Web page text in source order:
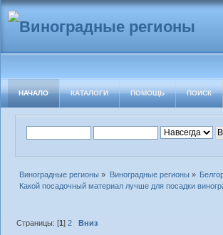
НАЧАЛО КАТАЛОГИ ПОМОЩЬ ПОИСК
Виноградные регионы » Виноградные регионы »
Какой посадочный материал лучше для посадки
Страницы: [1]2 Вниз